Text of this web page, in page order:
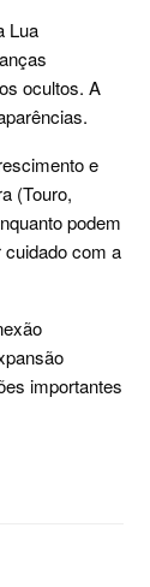
Lua
ocultos. A
e
(Touro,
podem
com a
importantes